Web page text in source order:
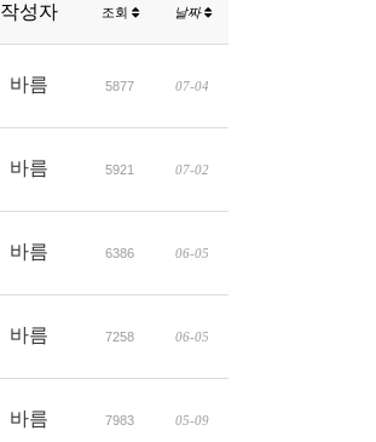
작성자 조회 날짜
바름 5877 07-04
바름 5921 07-02
바름 6386 06-05
바름 7258 06-05
바름 7983 05-09